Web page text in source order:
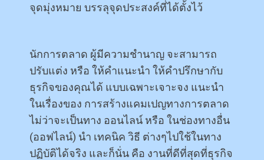
จุดมุ่งหมาย บรรลุจุดประสงค์ที่ได้ตั้งไว้
นักการตลาด ผู้มีความชำนาญ จะสามารถ
ปรับแต่ง หรือ ให้คำแนะนำ ให้คำปรึกษากับ
ธุรกิจของคุณได้ แบบเฉพาะเจาะจง แนะนำ
ในเรื่องของ การสร้างแคมเปญทางการตลาด
ไม่ว่าจะเป็นทาง ออนไลน์ หรือ ในช่องทางอื่น
(ออฟไลน์) นำ เทคนิค วิธี ต่างๆไปใช้ในทาง
ปฏิบัติได้จริง และก็นั่น คือ งานที่ดีที่สุดที่ธุรกิจ